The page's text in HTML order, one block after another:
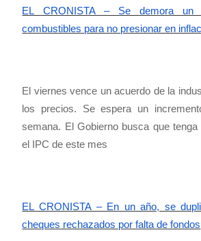
EL CRONISTA – Se demora un
combustibles para no presionar en
El viernes vence un acuerdo de la
los precios. Se espera un
semana. El Gobierno busca que
el IPC de este mes
EL CRONISTA – En un año, se
cheques rechazados por falta de fondos